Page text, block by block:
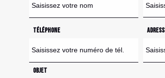
Téléphone
Objet